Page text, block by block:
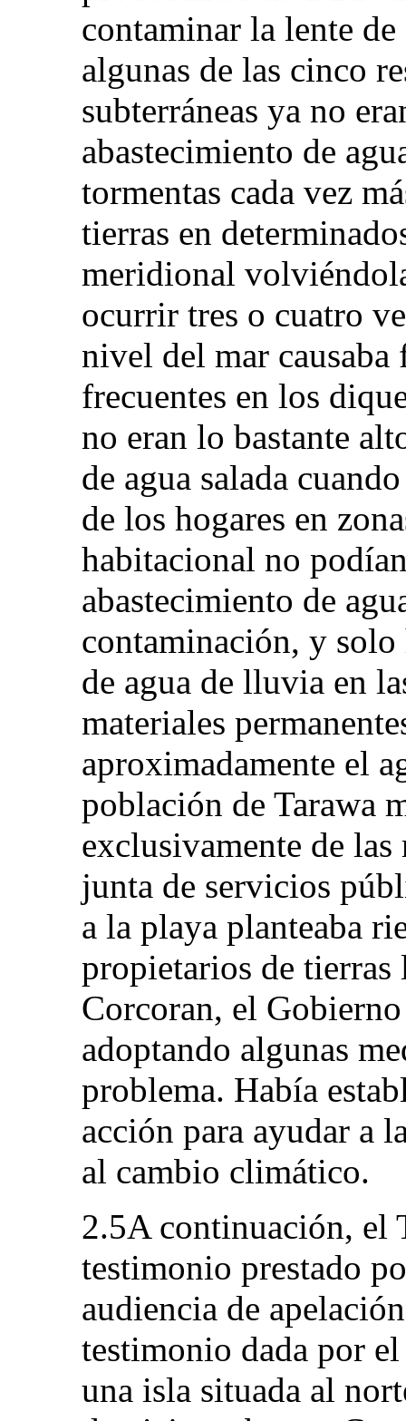
contaminar la lente
algunas de las cinco
subterráneas ya no
abastecimiento de
tormentas cada vez
tierras en
meridional
ocurrir tres o cuatro
nivel del mar causaba
frecuentes en los
no eran lo bastante
de agua salada
de los hogares en
habitacional no
abastecimiento de
contaminación, y solo
de agua de lluvia en
materiales
aproximadamente el
población de Tarawa
exclusivamente de
junta de servicios
a la playa planteaba
propietarios de tierras
Corcoran, el
adoptando algunas
problema. Había
acción para ayudar a
al cambio climático.
2.5A continuación, el
testimonio prestado
audiencia de
testimonio dada por
una isla situada al